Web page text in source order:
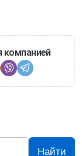
компанией
Найти